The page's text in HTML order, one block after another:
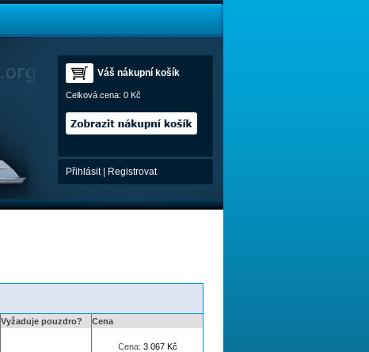
Váš nákupní košík
Celková cena: 0 Kč
Přihlásit| Registrovat
Vyžaduje pouzdro? Cena
Cena: 3 067 Kč